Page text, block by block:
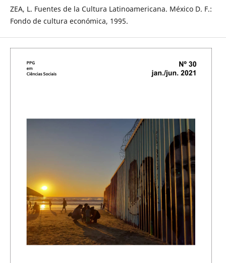
ZEA, L. Fuentes de la Cultura Latinoamericana. México D. F.:
Fondo de cultura económica, 1995.